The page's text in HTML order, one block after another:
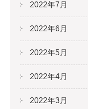
2022年7月
2022年6月
2022年5月
2022年4月
2022年3月